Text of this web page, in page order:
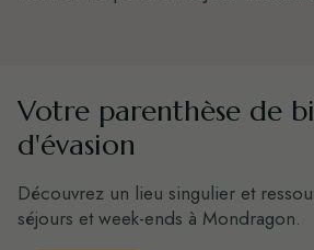
Votre parenthèse de
d'évasion
Découvrez un lieu singulier et
séjours et week-ends à Mondragon.